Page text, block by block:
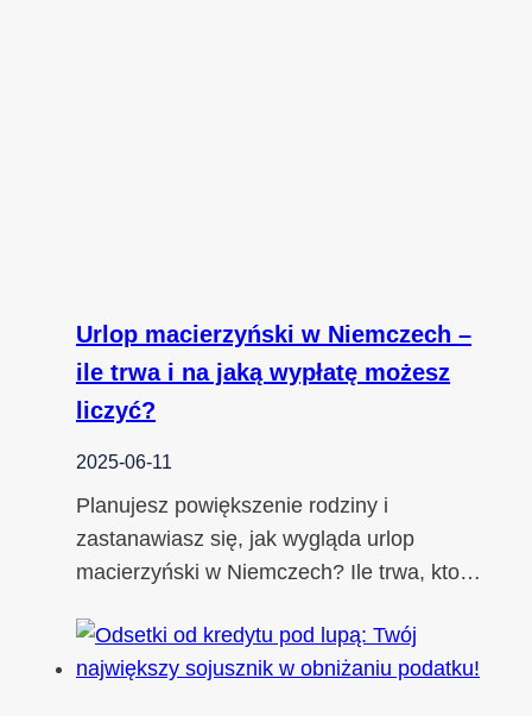
Urlop macierzyński w Niemczech –
ile trwa i na jaką wypłatę możesz
liczyć?
2025-06-11
Planujesz powiększenie rodziny i
zastanawiasz się, jak wygląda urlop
macierzyński w Niemczech? Ile trwa, kto…